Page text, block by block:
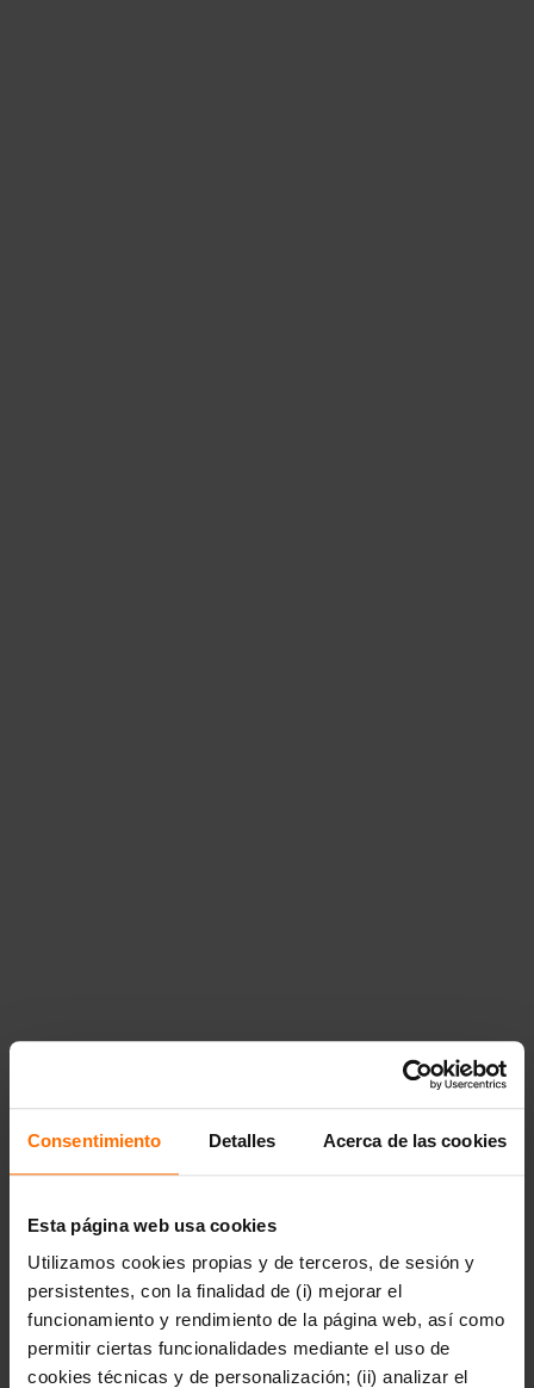
Consentimiento Detalles Acerca de las cookies
Esta página web usa cookies
Utilizamos cookies propias y de terceros, de sesión y
persistentes, con la finalidad de (i) mejorar el
funcionamiento y rendimiento de la página web, así como
permitir ciertas funcionalidades mediante el uso de
cookies técnicas y de personalización; (ii) analizar el